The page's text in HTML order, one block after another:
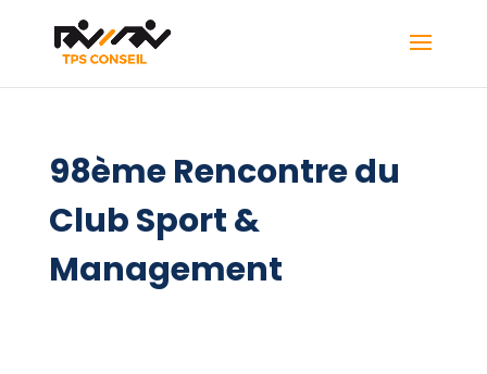
98ème Rencontre du
Club Sport &
Management